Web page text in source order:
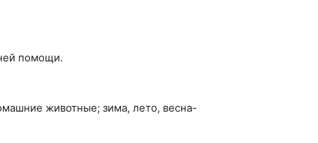
помощи.
животные; зима, лето, весна-